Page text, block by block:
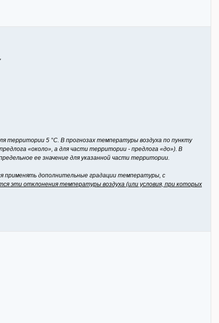
территории 5 °С. В прогнозах температуры воздуха по пункту
«около», а для части территории - предлога «до»). В
ее значение для указанной части территории.
применять дополнительные градации температуры, с
эти отклонения температуры воздуха (или условия, при которых